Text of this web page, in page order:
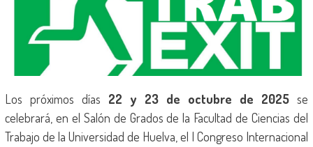
Los próximos días 22 y 23 de octubre de 2025 se
celebrará, en el Salón de Grados de la Facultad de Ciencias del
Trabajo de la Universidad de Huelva, el I Congreso Internacional